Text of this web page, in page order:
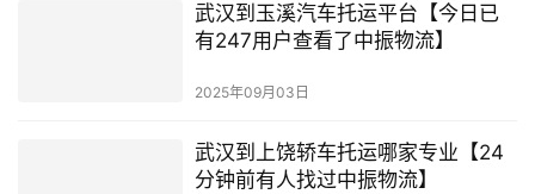
武汉到玉溪汽车托运平台【今日已
有247用户查看了中振物流】
2025年09月03日
武汉到上饶轿车托运哪家专业【24
分钟前有人找过中振物流】